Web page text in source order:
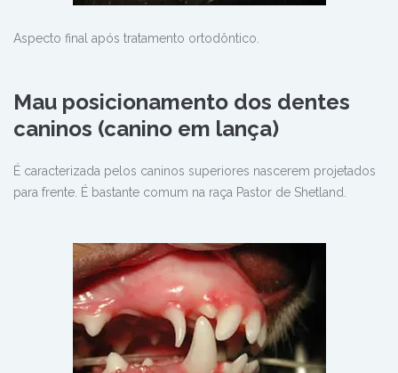
Aspecto final após tratamento ortodôntico.
Mau posicionamento dos dentes
caninos (canino em lança)
É caracterizada pelos caninos superiores nascerem projetados
para frente. É bastante comum na raça Pastor de Shetland.